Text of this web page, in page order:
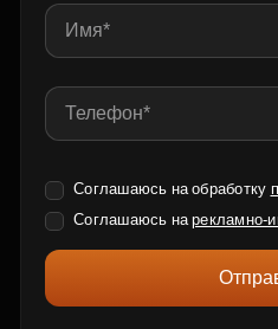
Соглашаюсь на обработку
Соглашаюсь нарекламно-